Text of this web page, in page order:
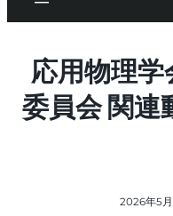
プ
応用物理
委員会 関連
2026年5月